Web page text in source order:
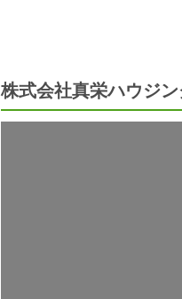
株式会社真栄ハウジ